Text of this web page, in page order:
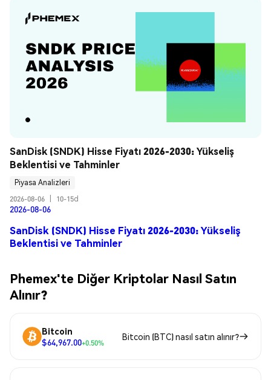
SanDisk (SNDK) Hisse Fiyatı 2026-2030: Yükseliş
Beklentisi ve Tahminler
Piyasa Analizleri
2026-08-06
10-15d
2026-08-06
SanDisk (SNDK) Hisse Fiyatı 2026-2030: Yükseliş
Beklentisi ve Tahminler
Phemex'te Diğer Kriptolar Nasıl Satın
Alınır?
Bitcoin
$64,967.00+0.50%
Bitcoin (BTC) nasıl satın alınır?